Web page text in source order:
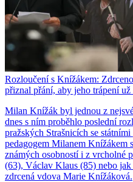
Rozloučení s Knížákem:
přiznal přání, aby jeho trápení
Milan Knížák byl jednou z
dnes s ním proběhlo poslední
pražských Strašnicích se
pedagogem Milanem Knížákem
známých osobností i z vrcholné
(63), Václav Klaus (85) nebo
zdrcená vdova Marie Knížáková.